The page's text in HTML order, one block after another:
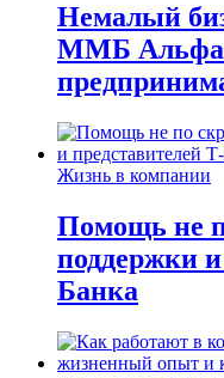
Немалый
ММБ Альфа-
Жизнь в компании
Помощь не
поддержки
Банка